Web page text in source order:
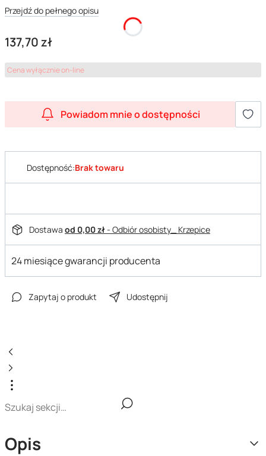
Przejdź do pełnego opisu
Cena
137,70 zł
Cena wyłącznie on-line
Powiadom mnie o dostępności
Dostępność:Brak towaru
Dostawa od 0,00 zł- Odbiór osobisty_ Krzepice
24 miesiące gwarancji producenta
Zapytaj o produkt Udostępnij
Opis